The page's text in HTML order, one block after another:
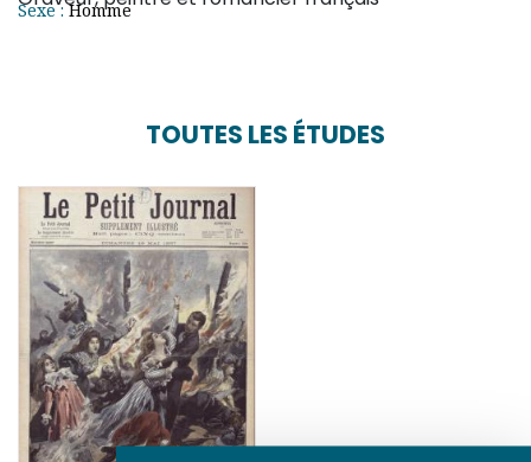
Sexe :Homme
TOUTES LES ÉTUDES